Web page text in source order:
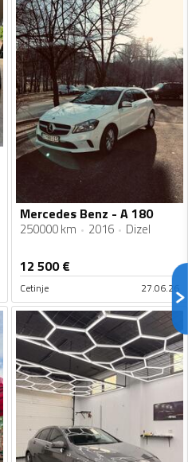
Mercedes Benz - A 180
250000 km 2016 Dizel
12 500€
Cetinje 27.06.26